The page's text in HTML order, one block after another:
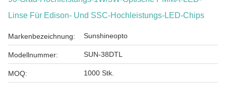
Linse Für Edison- Und SSC-Hochleistungs-LED-Chips
Markenbezeichnung: Sunshineopto
Modellnummer: SUN-38DTL
MOQ: 1000 Stk.